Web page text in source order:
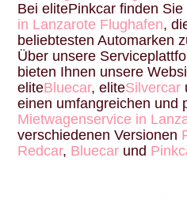
Bei elitePinkcar finden
in Lanzarote Flughafen,
beliebtesten Automarken
Über unsere
bieten Ihnen unsere
eliteBluecar, eliteSilvercar
einen umfangreichen und
Mietwagenservice in
verschiedenen Versionen
Redcar, Bluecar und